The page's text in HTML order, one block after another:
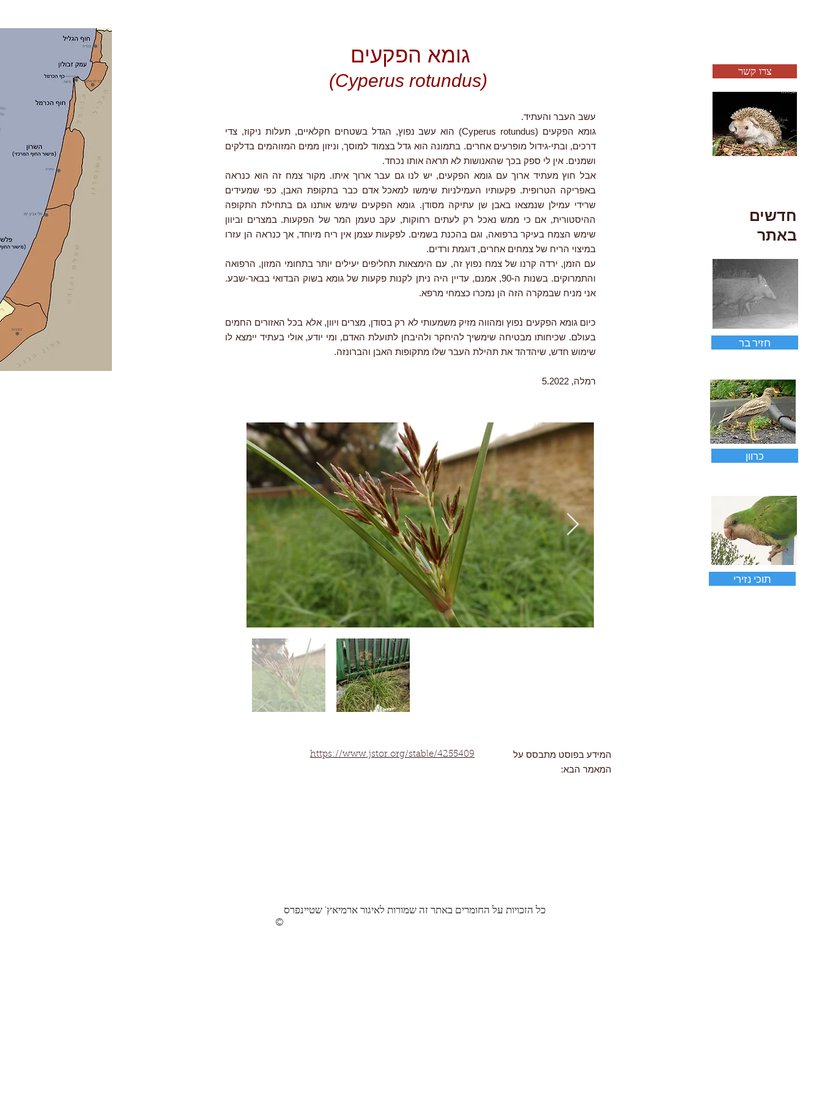
גומא הפקעים
(Cyperus rotundus)
עשב העבר והעתיד.
גומא הפקעים (Cyperus rotundus) הוא עשב נפוץ, הגדל בשטחים חקלאיים, תעלות ניקוז, צדי
דרכים, ובתי-גידול מופרעים אחרים. בתמונה הוא גדל בצמוד למוסך, וניזון ממים המזוהמים בדלקים
ושמנים. אין לי ספק בכך שהאנושות לא תראה אותו נכחד.
אבל חוץ מעתיד ארוך עם גומא הפקעים, יש לנו גם עבר ארוך איתו. מקור צמח זה הוא כנראה
באפריקה הטרופית. פקעותיו העמילניות שימשו למאכל אדם כבר בתקופת האבן, כפי שמעידים
שרידי עמילן שנמצאו באבן שן עתיקה מסודן. גומא הפקעים שימש אותנו גם בתחילת התקופה
ההיסטורית, אם כי ממש נאכל רק לעתים רחוקות, עקב טעמן המר של הפקעות. במצרים וביוון
שימש הצמח בעיקר ברפואה, וגם בהכנת בשמים. לפקעות עצמן אין ריח מיוחד, אך כנראה הן עזרו
במיצוי הריח של צמחים אחרים, דוגמת ורדים.
עם הזמן, ירדה קרנו של צמח נפוץ זה, עם הימצאות תחליפים יעילים יותר בתחומי המזון, הרפואה
והתמרוקים. בשנות ה-90, אמנם, עדיין היה ניתן לקנות פקעות של גומא בשוק הבדואי בבאר-שבע.
אני מניח שבמקרה הזה הן נמכרו כצמחי מרפא.
כיום גומא הפקעים נפוץ ומהווה מזיק משמעותי לא רק בסודן, מצרים ויוון, אלא בכל האזורים החמים
בעולם. שכיחותו מבטיחה שימשיך להיחקר ולהיבחן לתועלת האדם, ומי יודע, אולי בעתיד יימצא לו
שימוש חדש, שיהדהד את תהילת העבר שלו מתקופות האבן והברונזה.
רמלה, 5.2022
https://www.jstor.org/stable/4255409
המידע בפוסט מתבסס על
המאמר הבא:
צרו קשר
כרוון
חזיר בר
חדשים
באתר
תוכי נזירי
©